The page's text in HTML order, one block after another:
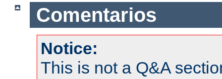
Comentarios
Notice:
This is not a Q&A